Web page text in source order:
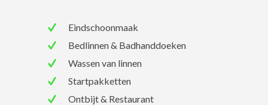
Eindschoonmaak
Bedlinnen & Badhanddoeken
Wassen van linnen
Startpakketten
Ontbijt & Restaurant